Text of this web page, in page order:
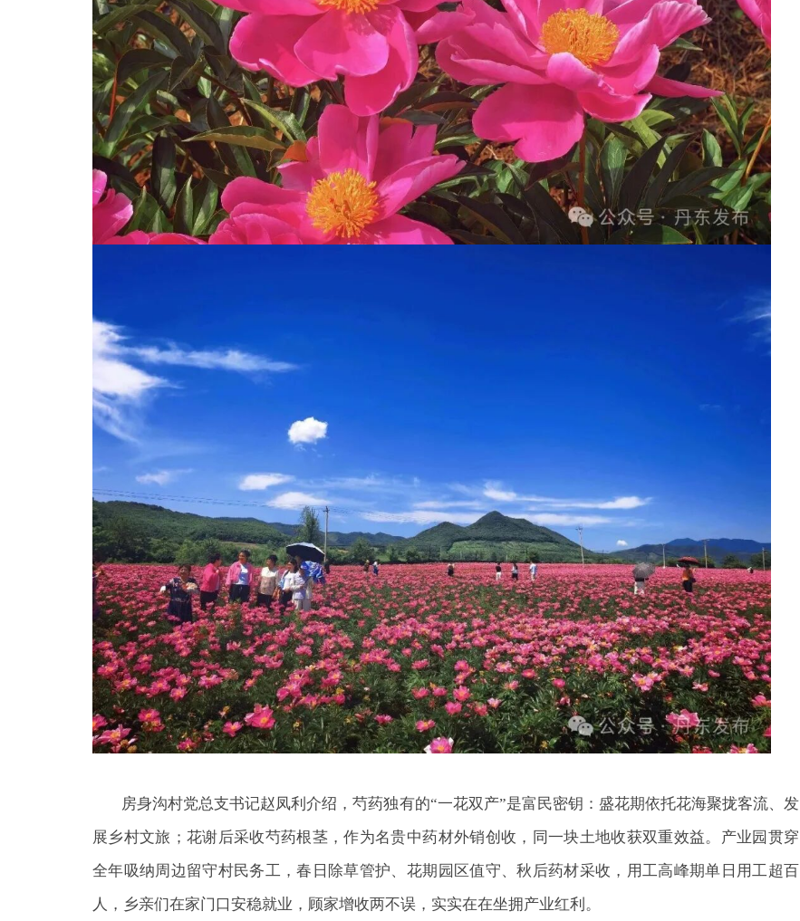
房身沟村党总支书记赵凤利介绍，芍药独有的“一花双产”是富民密钥：盛花期依托花海聚拢客流、发
展乡村文旅；花谢后采收芍药根茎，作为名贵中药材外销创收，同一块土地收获双重效益。产业园贯穿
全年吸纳周边留守村民务工，春日除草管护、花期园区值守、秋后药材采收，用工高峰期单日用工超百
人，乡亲们在家门口安稳就业，顾家增收两不误，实实在在坐拥产业红利。